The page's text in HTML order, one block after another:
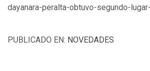
dayanara-peralta-obtuvo-segundo-
PUBLICADO EN: NOVEDADES